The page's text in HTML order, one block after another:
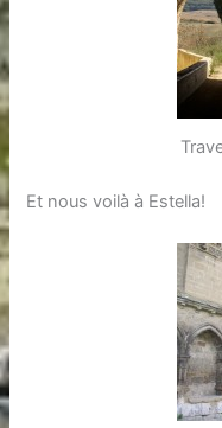
Et nous voilà à Estella!